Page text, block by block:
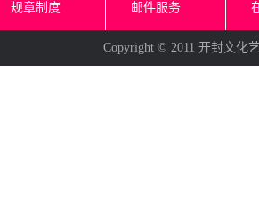
规章制度 邮件服务
Copyright © 2011 开封文